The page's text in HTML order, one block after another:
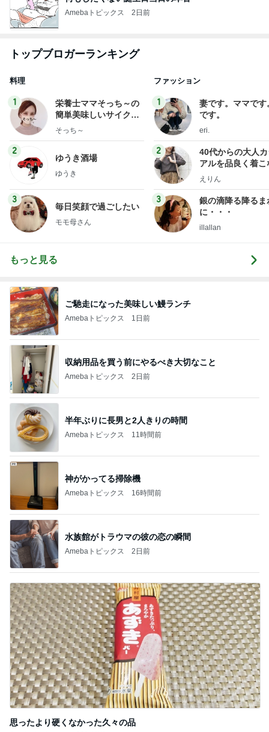
Amebaトピックス 2日前
トップブロガーランキング
料理
1
栄養士ママそっち～の
簡単美味しいサイクル
献立
そっち～
2
ゆうき酒場
ゆうき
3
毎日笑顔で過ごしたい
モモ母さん
ファッション
1
妻です。ママです
です。
eri.
2
40代からの大人
アルを品良く着こ
ファッションブロ
えりん
3
銀の滴降る降るま
に・・・
illallan
もっと見る
ご馳走になった美味しい鰻ランチ
Amebaトピックス 1日前
収納用品を買う前にやるべき大切なこと
Amebaトピックス 2日前
半年ぶりに長男と2人きりの時間
Amebaトピックス 11時間前
神がかってる掃除機
Amebaトピックス 16時間前
水族館がトラウマの彼の恋の瞬間
Amebaトピックス 2日前
思ったより硬くなかった久々の品